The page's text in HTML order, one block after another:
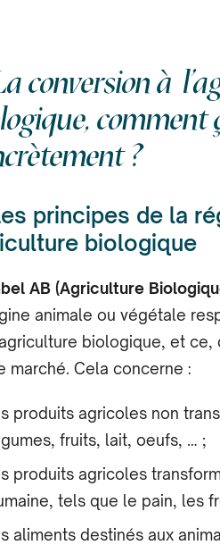
conversion à
comment
?
principes de la
biologique
AB (Agriculture
animale ou végétale
biologique, et ce,
marché. Cela concerne :
produits agricoles non
fruits, lait, œufs, … ;
produits agricoles
tels que le pain, les
aliments destinés aux